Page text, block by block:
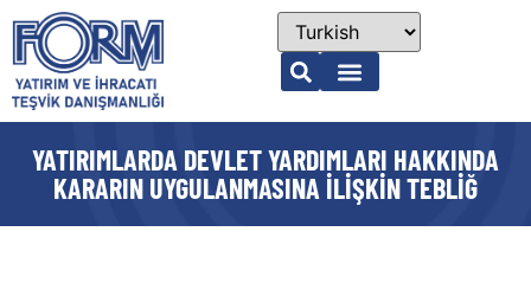
YATIRIMLARDA DEVLET YARDIMLARI HAKKINDA
KARARIN UYGULANMASINA İLİŞKİN TEBLİĞ